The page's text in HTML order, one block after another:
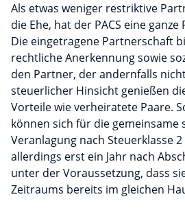
Als etwas weniger restriktive
die Ehe, hat der PACS eine
Die eingetragene Partnerschaft
rechtliche Anerkennung sowie
den Partner, der andernfalls
steuerlicher Hinsicht genießen
Vorteile wie verheiratete Paare.
können sich für die gemeinsame
Veranlagung nach Steuerklasse
allerdings erst ein Jahr nach
unter der Voraussetzung, dass
Zeitraums bereits im gleichen